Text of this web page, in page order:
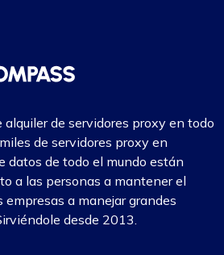
alquiler de servidores proxy en todo
de servidores proxy en
datos de todo el mundo están
a las personas a mantener el
a manejar grandes
desde 2013.